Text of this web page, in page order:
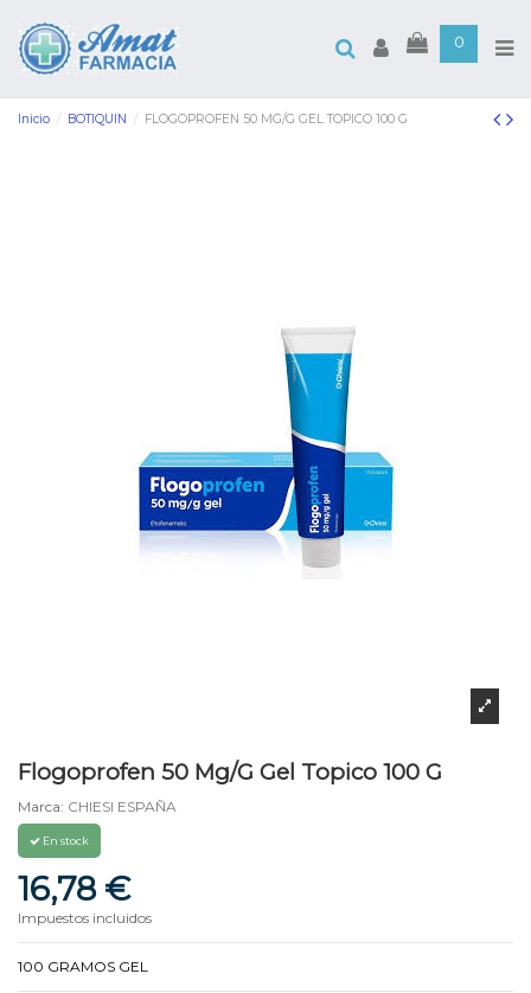
0
Inicio BOTIQUIN FLOGOPROFEN 50 MG/G GEL TOPICO 100 G
Flogoprofen 50 Mg/G Gel Topico 100 G
Marca: CHIESI ESPAÑA
En stock
16,78 €
Impuestos incluidos
100 GRAMOS GEL